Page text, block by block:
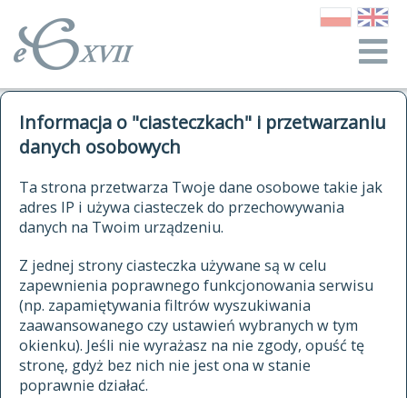
Informacja o "ciasteczkach" i przetwarzaniu
danych osobowych
Ta strona przetwarza Twoje dane osobowe takie jak
adres IP i używa ciasteczek do przechowywania
danych na Twoim urządzeniu.
Z jednej strony ciasteczka używane są w celu
zapewnienia poprawnego funkcjonowania serwisu
(np. zapamiętywania filtrów wyszukiwania
zaawansowanego czy ustawień wybranych w tym
okienku). Jeśli nie wyrażasz na nie zgody, opuść tę
stronę, gdyż bez nich nie jest ona w stanie
poprawnie działać.
autorzy Słownika
historia
publikacje
źródła
autorzy tekstów źródłowych
zasady opracowania
statystyki
najnowsze hasła
ostatnio zmodyfikowane hasła
kwerendy
jak cytować Słownik
ELEKTRONICZNY SŁOWNIK
JĘZYKA POLSKIEGO
XVII I XVIII WIEKU
znajdź hasła
zaczynające się od